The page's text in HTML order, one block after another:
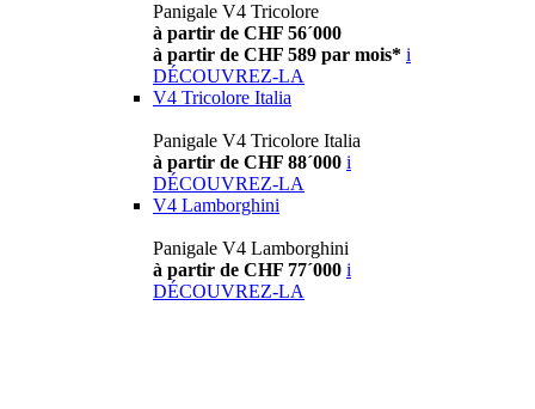
Panigale V4 Tricolore
à partir de CHF 56´000
à partir de CHF 589 par mois* i
DÉCOUVREZ-LA
V4 Tricolore Italia
Panigale V4 Tricolore Italia
à partir de CHF 88´000 i
DÉCOUVREZ-LA
V4 Lamborghini
Panigale V4 Lamborghini
à partir de CHF 77´000 i
DÉCOUVREZ-LA